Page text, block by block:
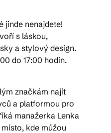
jinde nenajdete!
s láskou,
a stylový design.
do 17:00 hodin.
značkám najít
a platformou pro
manažerka Lenka
kde můžou